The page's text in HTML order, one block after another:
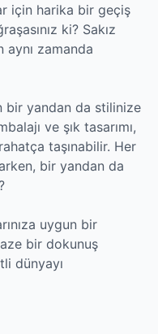
için harika bir geçiş
ki? Sakız
aynı zamanda
bir yandan da stilinize
ve şık tasarımı,
taşınabilir. Her
bir yandan da
uygun bir
bir dokunuş
dünyayı